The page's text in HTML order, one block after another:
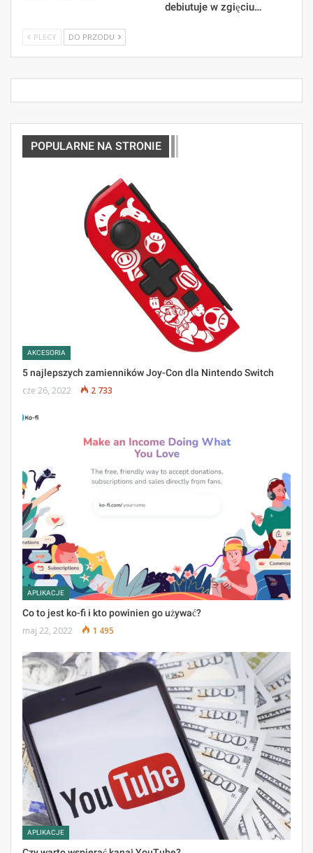
debiutuje w zgięciu…
PLECY DO PRZODU
POPULARNE NA STRONIE
AKCESORIA
5 najlepszych zamienników Joy-Con dla Nintendo Switch
cze 26, 2022 2 733
APLIKACJE
Co to jest ko-fi i kto powinien go używać?
maj 22, 2022 1 495
APLIKACJE